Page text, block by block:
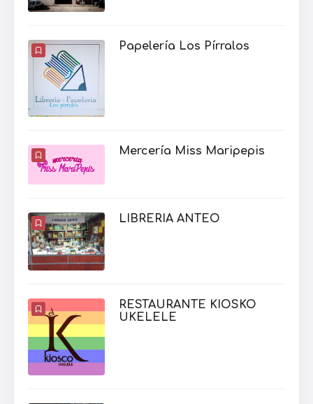
Papelería Los Pírralos
Mercería Miss Maripepis
LIBRERIA ANTEO
RESTAURANTE KIOSKO
UKELELE